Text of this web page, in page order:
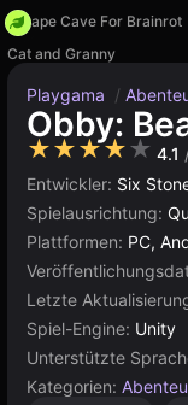
Escape Cave For Brainrot
Cat and Granny
Playgama /
Obby:
★★★★★ 4.1
Entwickler: Six
Spielausrichtung:
Plattformen: PC,
Letzte
Spiel-Engine: Unity
Unterstützte
Kategorien: